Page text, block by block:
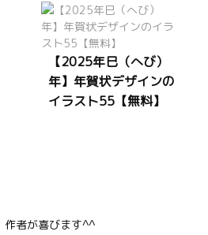
【2025年巳（へび）
年】年賀状デザインの
イラスト55【無料】
作者が喜びます^^